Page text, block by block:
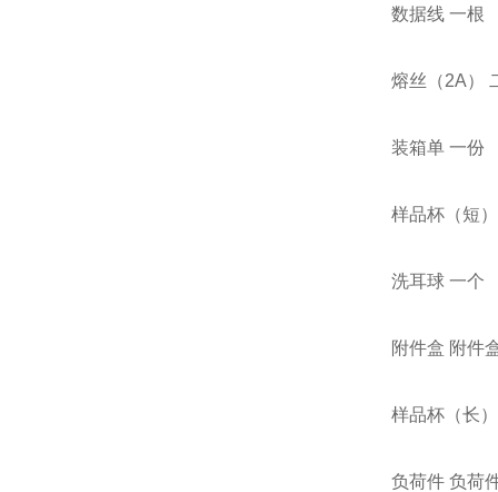
数据线 一根
熔丝（2A）
装箱单 一份
样品杯（短
洗耳球 一个
附件盒 附件
样品杯（长
负荷件 负荷